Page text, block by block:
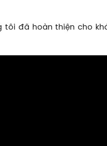
tôi đã hoàn thiện cho